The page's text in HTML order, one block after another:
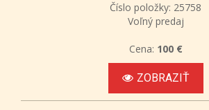
Číslo položky: 25758
Voľný predaj
Cena: 100 €
ZOBRAZIŤ